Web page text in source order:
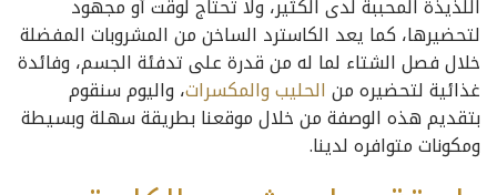
اللذيذة المحببة لدى الكثير، ولا تحتاج لوقت أو مجهود
لتحضيرها، كما يعد الكاسترد الساخن من المشروبات المفضلة
خلال فصل الشتاء لما له من قدرة على تدفئة الجسم، وفائدة
غذائية لتحضيره من الحليب والمكسرات، واليوم سنقوم
بتقديم هذه الوصفة من خلال موقعنا بطريقة سهلة وبسيطة
ومكونات متوافره لدينا.